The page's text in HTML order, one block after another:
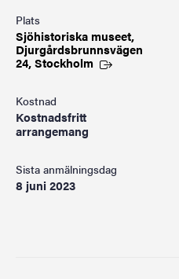
Plats
Sjöhistoriska museet,
Djurgårdsbrunnsvägen
24,Stockholm
Kostnad
Kostnadsfritt
arrangemang
Sista anmälningsdag
8 juni 2023